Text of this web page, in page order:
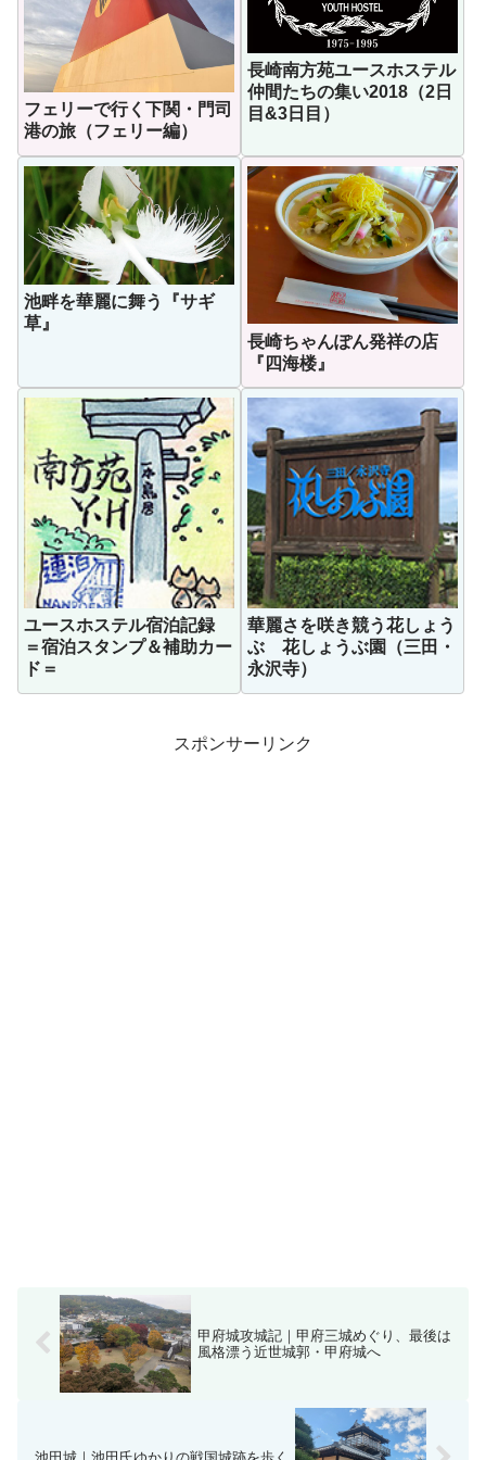
フェリーで行く下関・門司
港の旅（フェリー編）
長崎南方苑ユースホステル
仲間たちの集い2018（2日
目&3日目）
池畔を華麗に舞う『サギ
草』
長崎ちゃんぽん発祥の店
『四海楼』
ユースホステル宿泊記録
＝宿泊スタンプ＆補助カー
ド＝
華麗さを咲き競う花しょう
ぶ 花しょうぶ園（三田・
永沢寺）
スポンサーリンク
甲府城攻城記｜甲府三城めぐり、最後は
風格漂う近世城郭・甲府城へ